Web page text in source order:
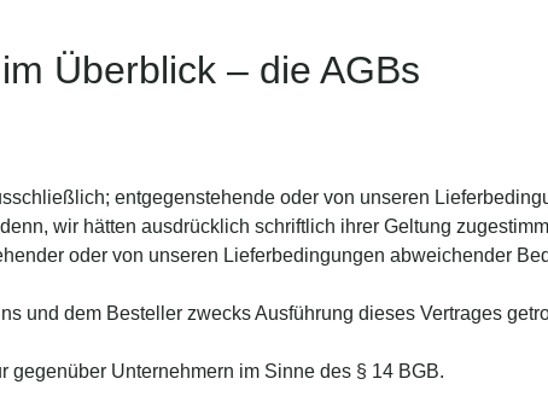
Überblick – die AGBs
entgegenstehende oder von unseren
wir hätten ausdrücklich schriftlich ihrer Geltung
oder von unseren Lieferbedingungen abweichender
und dem Besteller zwecks Ausführung dieses Vertrages
gegenüber Unternehmern im Sinne des § 14 BGB.